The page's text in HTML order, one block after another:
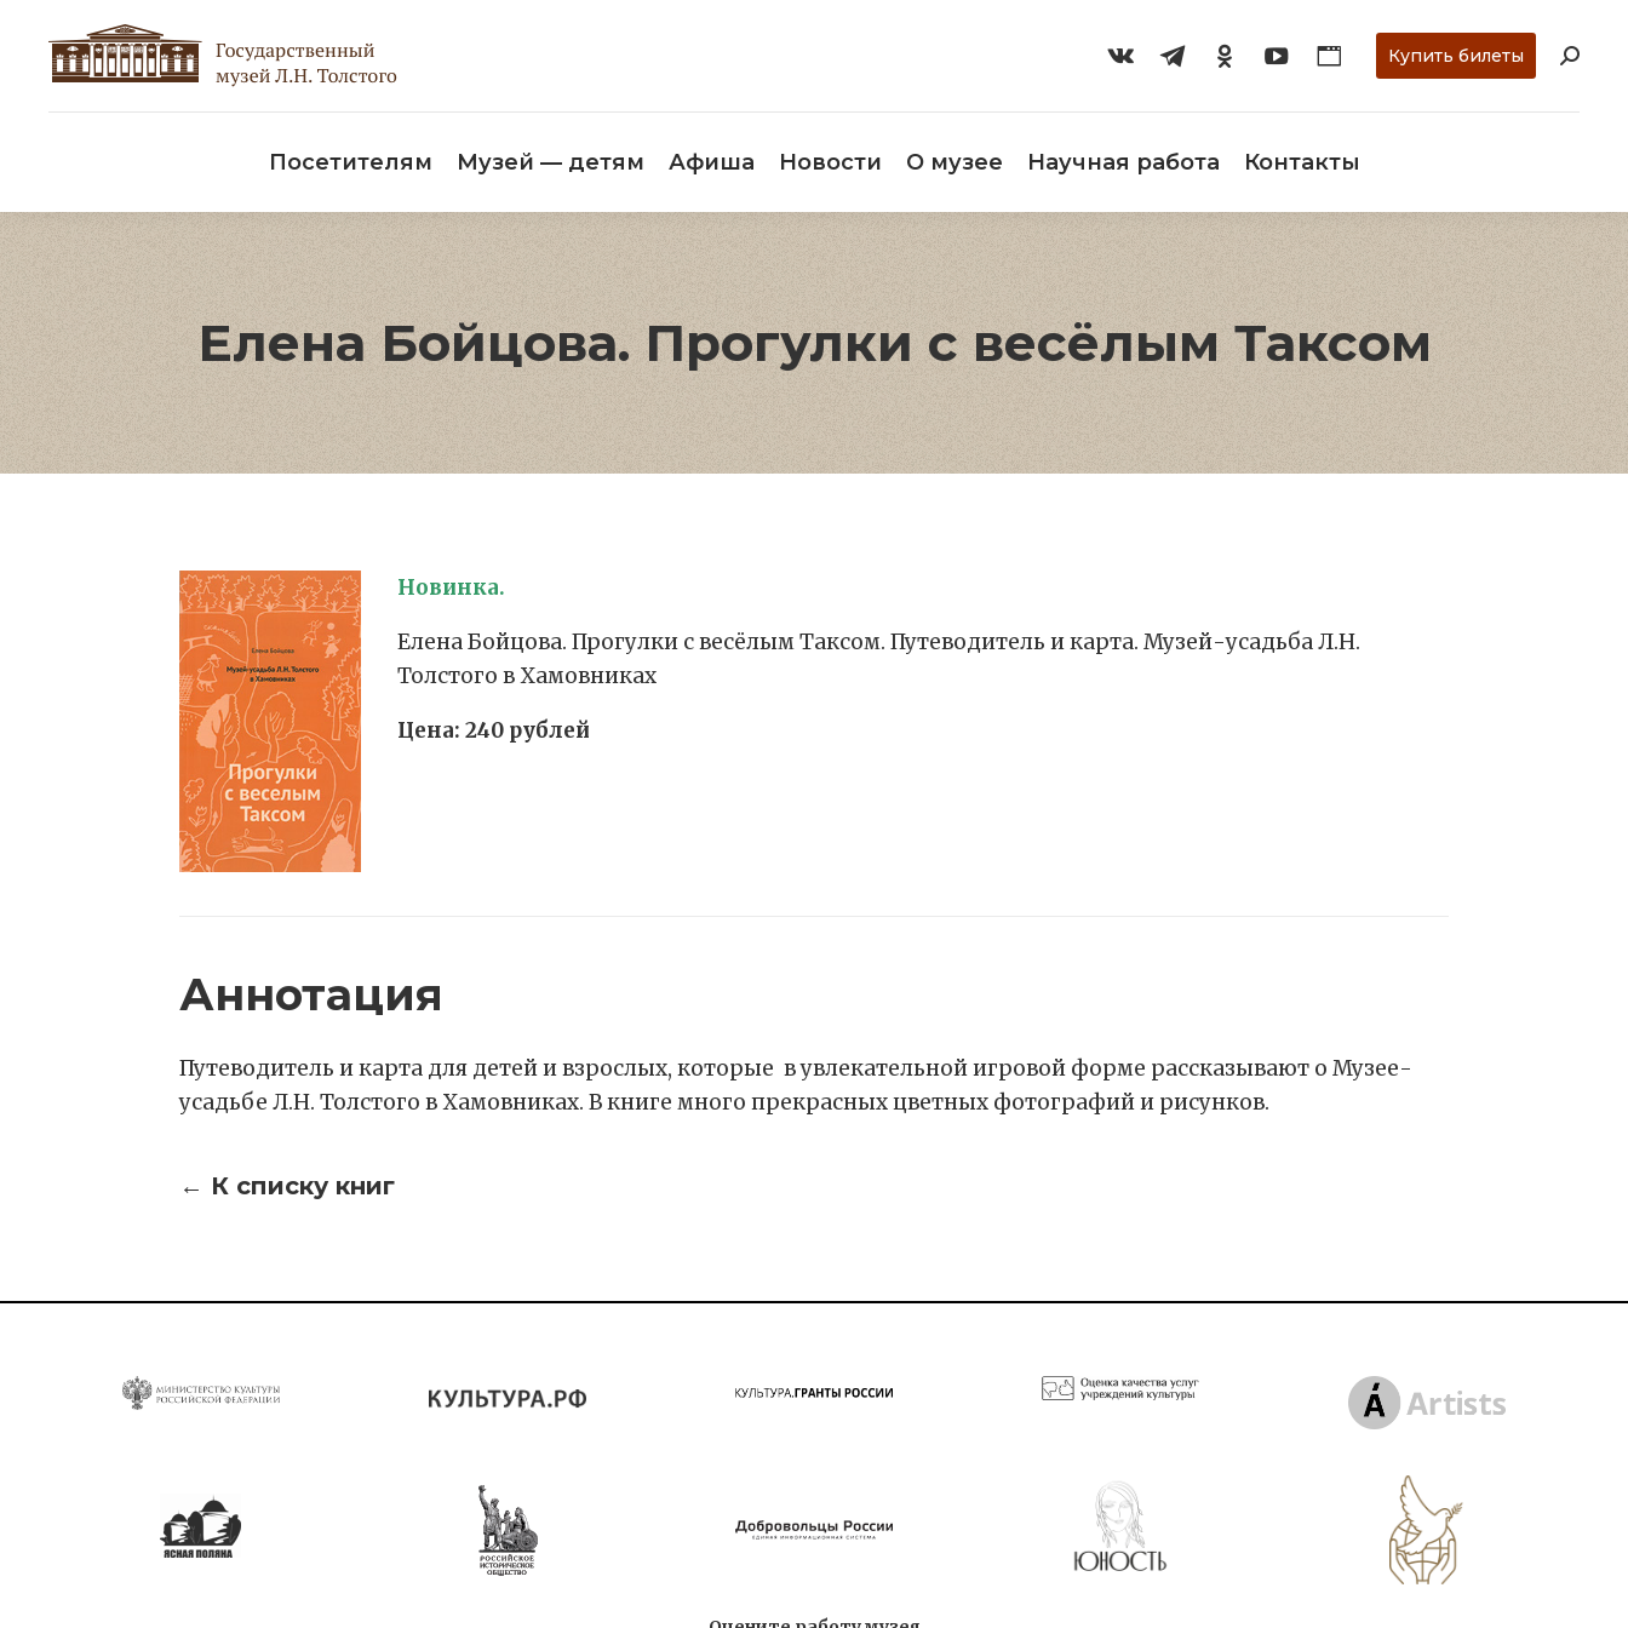
Купить билеты
Посетителям Музей — детям Афиша Новости О музее Научная работа Контакты
Елена Бойцова. Прогулки с весёлым Таксом
Новинка.
Елена Бойцова. Прогулки с весёлым Таксом. Путеводитель и карта. Музей-усадьба Л.Н.
Толстого в Хамовниках
Цена: 240 рублей
Аннотация
Путеводитель и карта для детей и взрослых, которые в увлекательной игровой форме рассказывают о Музее-
усадьбе Л.Н. Толстого в Хамовниках. В книге много прекрасных цветных фотографий и рисунков.
← К списку книг
О музее Научная работа Контакты